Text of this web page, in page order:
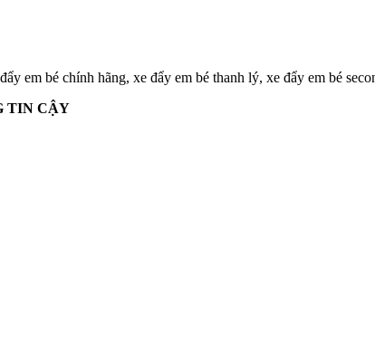
em bé chính hãng, xe đẩy em bé thanh lý, xe đẩy em bé
TIN CẬY